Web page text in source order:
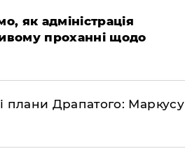
як адміністрація
проханні щодо
плани Драпатого: Маркусу